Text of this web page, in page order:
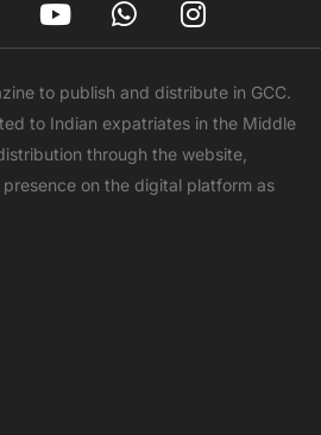
o
u
t
u
b
e
h
a
t
s
a
p
p
n
s
t
a
g
r
a
to publish and distribute in GCC.
to Indian expatriates in the Middle
through the website,
on the digital platform as